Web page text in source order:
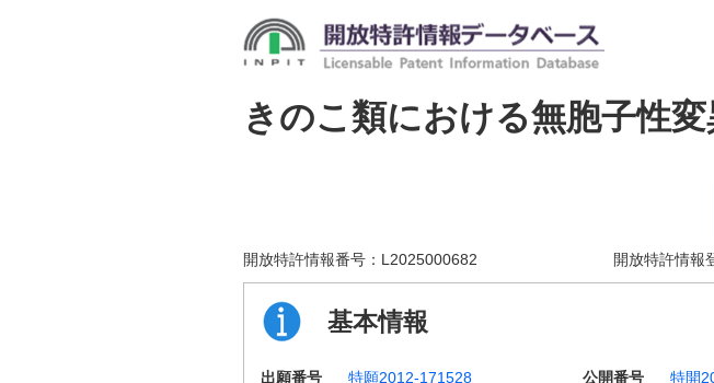
きのこ類における無胞子性
開放特許情報番号： L2025000682 開放特許情報
基本情報
出願番号 特願2012-171528 公開番号 特開